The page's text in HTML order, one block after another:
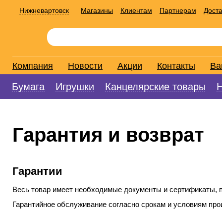
Нижневартовск Магазины Клиентам Партнерам
Компания Новости Акции Контакты
Бумага Игрушки Канцелярские товары
Гарантия и возврат
Гарантии
Весь товар имеет необходимые документы и сертификаты,
Гарантийное обслуживание согласно срокам и условиям